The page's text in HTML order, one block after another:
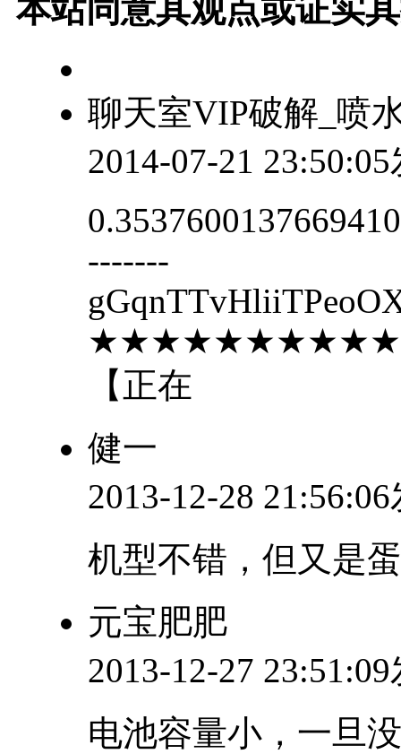
本站同意其观点或证实
聊天室VIP破解_喷
2014-07-21
-------
【正在
健一
2013-12-28
机型不错，但又是
元宝肥肥
2013-12-27
电池容量小，一旦